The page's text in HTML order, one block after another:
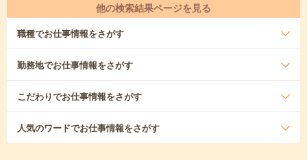
他の検索結果ページを見る
職種でお仕事情報をさがす
勤務地でお仕事情報をさがす
こだわりでお仕事情報をさがす
人気のワードでお仕事情報をさがす